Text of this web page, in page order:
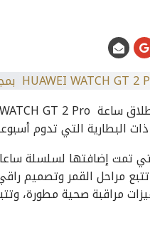
البطارية التي تدوم
مراحل القمر وتصميم
مراقبة صحية مطورة،